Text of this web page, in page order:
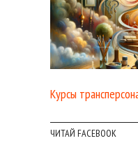
Курсы
ЧИТАЙ FACEBOOK